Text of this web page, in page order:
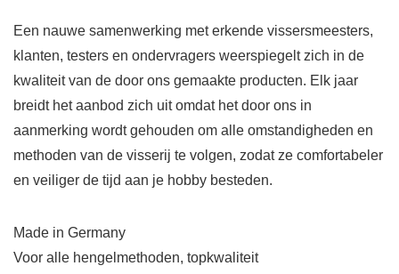
Een nauwe samenwerking met erkende vissersmeesters,
klanten, testers en ondervragers weerspiegelt zich in de
kwaliteit van de door ons gemaakte producten. Elk jaar
breidt het aanbod zich uit omdat het door ons in
aanmerking wordt gehouden om alle omstandigheden en
methoden van de visserij te volgen, zodat ze comfortabeler
en veiliger de tijd aan je hobby besteden.
Made in Germany
Voor alle hengelmethoden, topkwaliteit